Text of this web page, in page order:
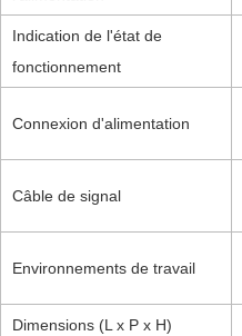
Indication de l'état de
fonctionnement
Connexion d'alimentation
Câble de signal
Environnements de travail
Dimensions (L x P x H)